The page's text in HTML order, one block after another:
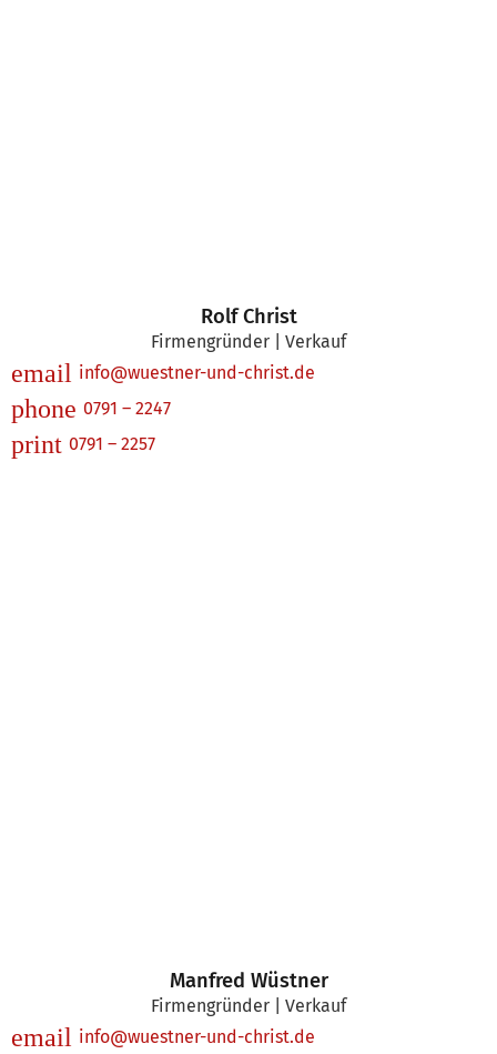
Rolf Christ
Firmengründer | Verkauf
email info@wuestner-und-christ.de
phone 0791 – 2247
print 0791 – 2257
Manfred Wüstner
Firmengründer | Verkauf
email info@wuestner-und-christ.de